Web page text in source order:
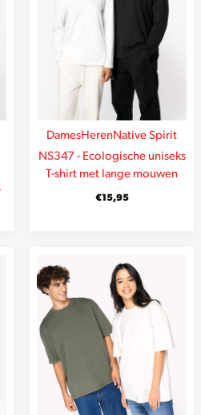
DamesHerenNative Spirit
NS347 - Ecologische uniseks
T-shirt met lange mouwen
€15,95